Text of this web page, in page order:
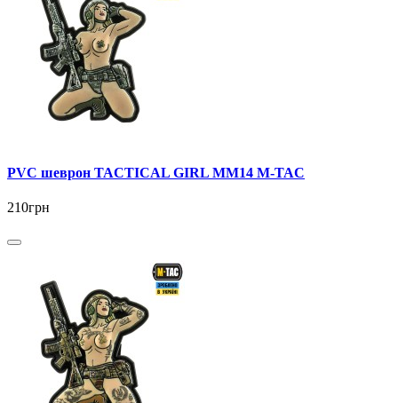
PVC шеврон TACTICAL GIRL MM14 M-TAC
210грн